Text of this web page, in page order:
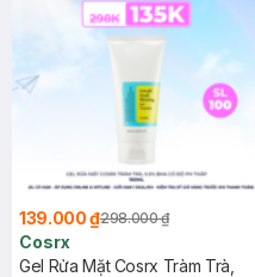
139.000 ₫298.000 ₫
Cosrx
Gel Rửa Mặt Cosrx Tràm Trà,